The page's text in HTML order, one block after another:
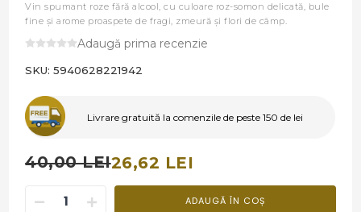
Vin spumant roze fără alcool, cu culoare roz-somon delicată, bule
fine și arome proaspete de fragi, zmeură și flori de câmp.
Adaugă prima recenzie
SKU: 5940628221942
Livrare gratuită la comenzile de peste 150 de lei
40,00 LEI26,62 LEI
ADAUGĂ ÎN COȘ